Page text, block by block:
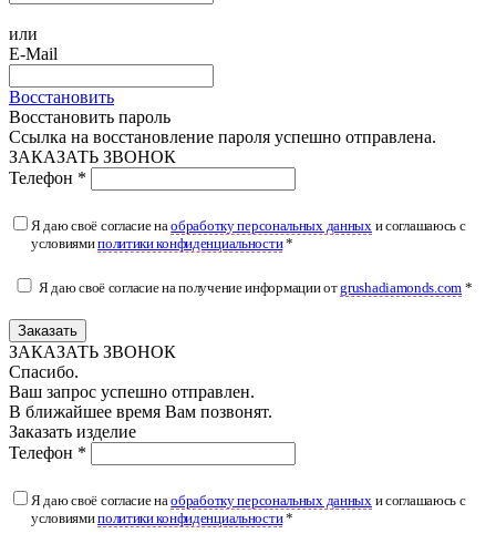
или
E-Mail
Восстановить
Восстановить пароль
Ссылка на восстановление пароля успешно отправлена.
ЗАКАЗАТЬ ЗВОНОК
Телефон *
Я даю своё согласие наобработку персональных данныхи соглашаюсь с
условиямиполитики конфиденциальности*
Я даю своё согласие на получение информации отgrushadiamonds.com *
Заказать
ЗАКАЗАТЬ ЗВОНОК
Спасибо.
Ваш запрос успешно отправлен.
В ближайшее время Вам позвонят.
Заказать изделие
Телефон *
Я даю своё согласие наобработку персональных данныхи соглашаюсь с
условиямиполитики конфиденциальности*